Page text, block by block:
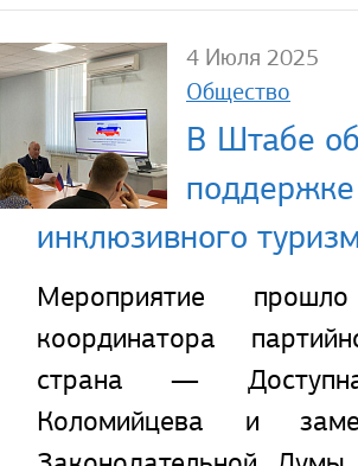
4 Июля 2025
Общество
В Штабе
поддержке
инклюзивного
Мероприятие
координатора
страна —
Коломийцева и